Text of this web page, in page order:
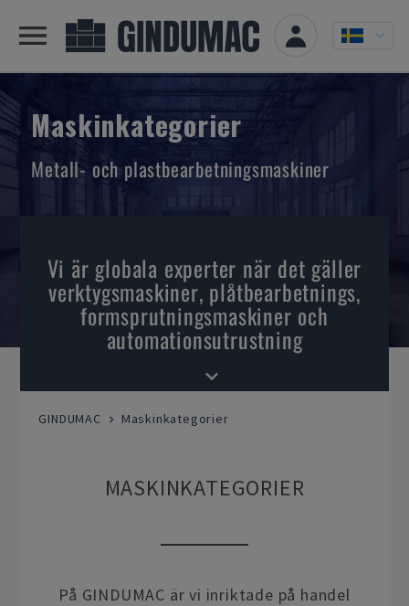
Maskinkategorier
Metall- och plastbearbetningsmaskiner
Vi är globala experter när det gäller
verktygsmaskiner, plåtbearbetnings,
formsprutningsmaskiner och
automationsutrustning
GINDUMAC Maskinkategorier
MASKINKATEGORIER
På GINDUMAC är vi inriktade på handel